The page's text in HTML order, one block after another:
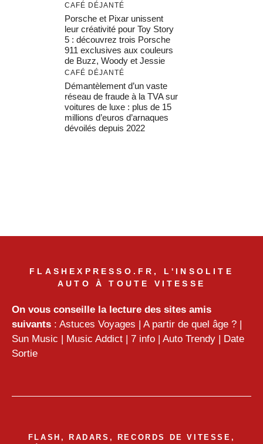
CAFÉ DÉJANTÉ
Porsche et Pixar unissent
leur créativité pour Toy Story
5 : découvrez trois Porsche
911 exclusives aux couleurs
de Buzz, Woody et Jessie
CAFÉ DÉJANTÉ
Démantèlement d’un vaste
réseau de fraude à la TVA sur
voitures de luxe : plus de 15
millions d’euros d’arnaques
dévoilés depuis 2022
FLASHEXPRESSO.FR, L'INSOLITE
AUTO À TOUTE VITESSE
On vous conseille la lecture des sites amis
suivants : Astuces Voyages | A partir de quel âge ? |
Sun Music | Music Addict | 7 info | Auto Trendy | Date
Sortie
FLASH, RADARS, RECORDS DE VITESSE,